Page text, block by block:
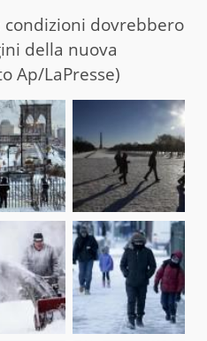
dovrebbero
della nuova
Ap/LaPresse)